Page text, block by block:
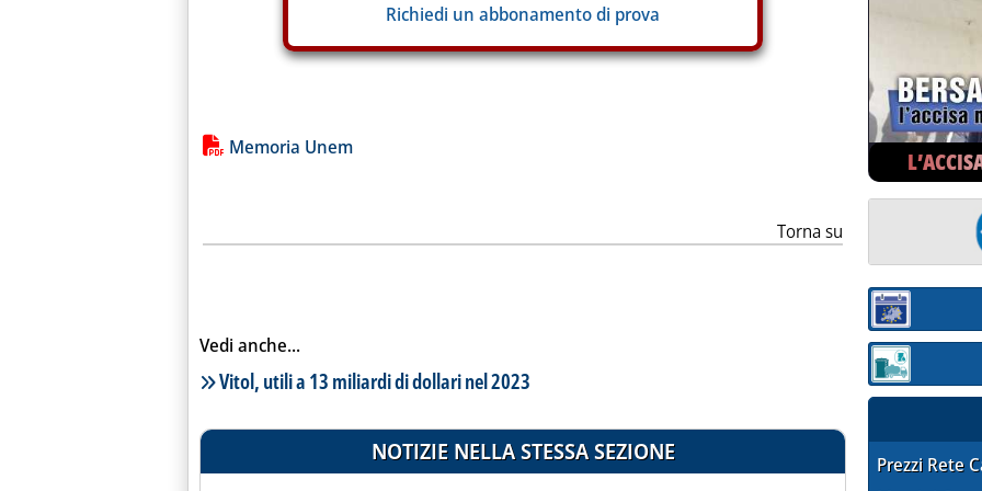
Richiedi un abbonamento di prova
Lista allegati PDF alla notizia
Memoria Unem
Torna su
Vedi anche...
Lista notizie correlate
Vitol, utili a 13 miliardi di dollari nel 2023
NOTIZIE NELLA STESSA SEZIONE
Sezione:
Sezione:
Prezzi Rete